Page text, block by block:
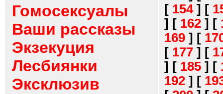
Гомосексуалы
Ваши рассказы
Экзекуция
Лесбиянки
Эксклюзив
[ 154] [
] [ 162 ] [
169 ] [
[ 177 ] [
] [ 185 ] [
192 ] [